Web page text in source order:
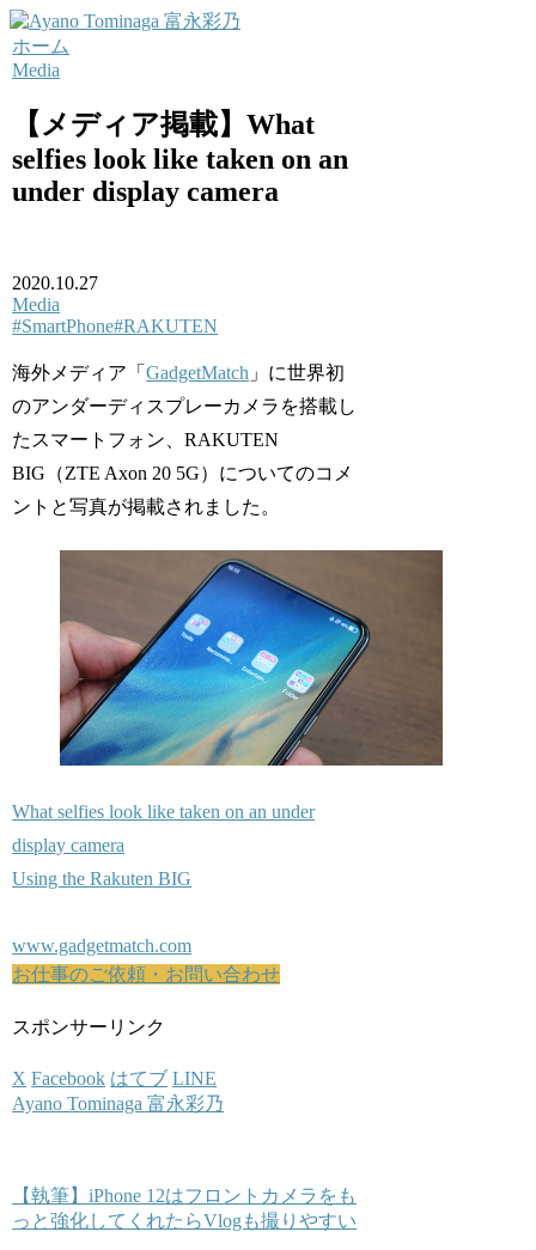
ホーム
Media
【メディア掲載】What
selfies look like taken on an
under display camera
2020.10.27
Media
#SmartPhone#RAKUTEN
海外メディア「GadgetMatch 」に世界初
のアンダーディスプレーカメラを搭載し
たスマートフォン、RAKUTEN
BIG（ZTE Axon 20 5G）についてのコメ
ントと写真が掲載されました。
What selfies look like taken on an under
display camera
Using the Rakuten BIG
www.gadgetmatch.com
お仕事のご依頼・お問い合わせ
スポンサーリンク
X Facebook はてブ LINE
Ayano Tominaga 富永彩乃
【執筆】iPhone 12はフロントカメラをも
っと強化してくれたらVlogも撮りやすい